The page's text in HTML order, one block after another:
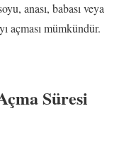
anası, babası veya
açması mümkündür.
Süresi